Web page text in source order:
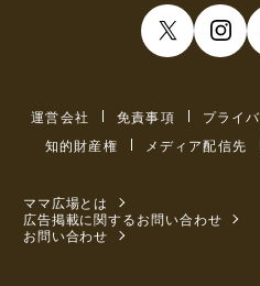
運営会社 免責事項 プライ
知的財産権
メディア配信先
ママ広場とは
広告掲載に関するお問い合わせ
お問い合わせ